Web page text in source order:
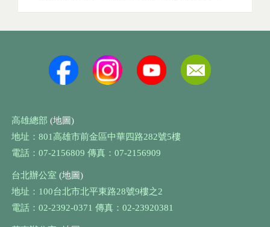
高雄總部 (地圖)
地址：801高雄市前金區中華四路282號5樓
電話：07-2156809 傳真：07-2156909
台北辦公室 (地圖)
地址：100台北市北平東路28號9樓之2
電話：02-2392-0371 傳真：02-23920381